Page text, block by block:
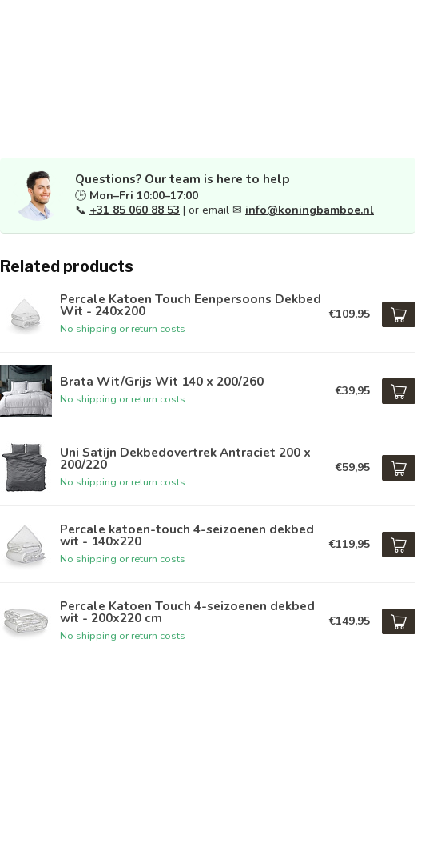
Questions? Our team is here to help
🕒 Mon–Fri 10:00–17:00
📞 +31 85 060 88 53 | or email ✉ info@koningbamboe.nl
Related products
Percale Katoen Touch Eenpersoons Dekbed
Wit - 240x200
No shipping or return costs
€109,95
Brata Wit/Grijs Wit 140 x 200/260
No shipping or return costs
€39,95
Uni Satijn Dekbedovertrek Antraciet 200 x
200/220
No shipping or return costs
€59,95
Percale katoen-touch 4-seizoenen dekbed
wit - 140x220
No shipping or return costs
€119,95
Percale Katoen Touch 4-seizoenen dekbed
wit - 200x220 cm
No shipping or return costs
€149,95